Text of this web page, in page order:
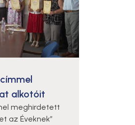
alkotóit
meghirdetett
az Éveknek”